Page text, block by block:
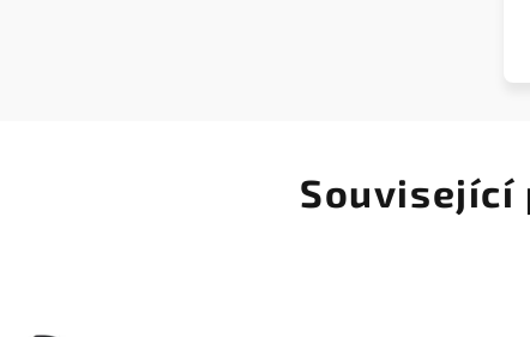
Související